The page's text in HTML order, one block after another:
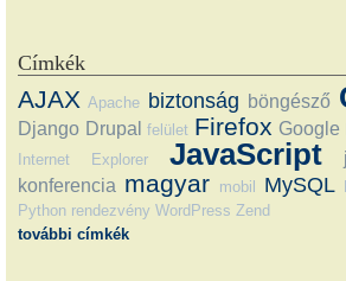
Címkék
AJAX Apache biztonság böngésző
Django Drupal felület Firefox Google
Internet Explorer
JavaScript
konferencia magyar mobil MySQL
Python rendezvény WordPress Zend
további címkék